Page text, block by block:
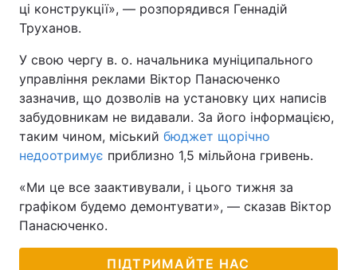
ці конструкції», — розпорядився Геннадій
Труханов.
У свою чергу в. о. начальника муніципального
управління реклами Віктор Панасюченко
зазначив, що дозволів на установку цих написів
забудовникам не видавали. За його інформацією,
таким чином, міський бюджет щорічно
недоотримує приблизно 1,5 мільйона гривень.
«Ми це все заактивували, і цього тижня за
графіком будемо демонтувати», — сказав Віктор
Панасюченко.
ПІДТРИМАЙТЕ НАС